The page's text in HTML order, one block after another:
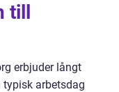
till
erbjuder långt
typisk arbetsdag